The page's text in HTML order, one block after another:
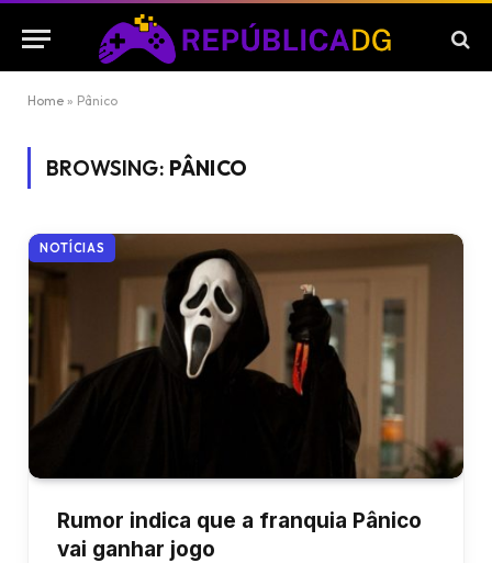
Home » Pânico
BROWSING: PÂNICO
NOTÍCIAS
Rumor indica que a franquia Pânico
vai ganhar jogo